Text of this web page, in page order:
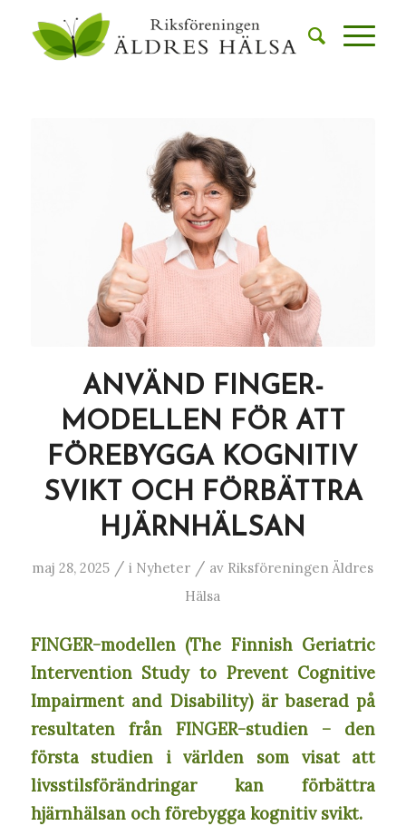
ANVÄND FINGER-
MODELLEN FÖR ATT
FÖREBYGGA KOGNITIV
SVIKT OCH FÖRBÄTTRA
HJÄRNHÄLSAN
maj 28, 2025 / i Nyheter / av Riksföreningen Äldres
Hälsa
FINGER-modellen (The Finnish Geriatric
Intervention Study to Prevent Cognitive
Impairment and Disability) är baserad på
resultaten från FINGER-studien – den
första studien i världen som visat att
livsstilsförändringar kan förbättra
hjärnhälsan och förebygga kognitiv svikt.